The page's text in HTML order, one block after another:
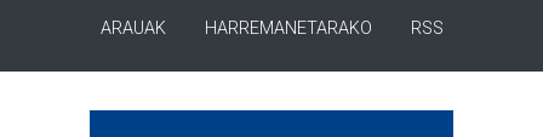
ARAUAK HARREMANETARAKO RSS